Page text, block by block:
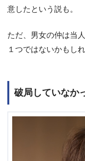
意したという説も。
ただ、男女の仲は当
１つではないかもしれ
破局していなか